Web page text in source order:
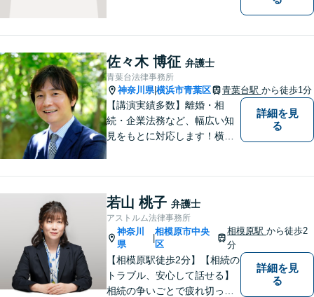
佐々木 博征 弁護士
青葉台法律事務所
神奈川県|横浜市青葉区 青葉台駅 から徒歩1分
【講演実績多数】離婚・相
続・企業法務など、幅広い知
見をもとに対応します！横
り】負債総額数億円の倒産申
立ての実績あり【完全個室】
【青葉台駅1分】【複数弁護士
在籍】
詳細を見
る
若山 桃子 弁護士
アストルム法律事務所
神奈川
県
相模原市中央
区
相模原駅から徒歩2
分
【相模原駅徒歩2分】【相続の
トラブル、安心して話せる】
相続の争いごとで疲れ切って
詳細を見
る